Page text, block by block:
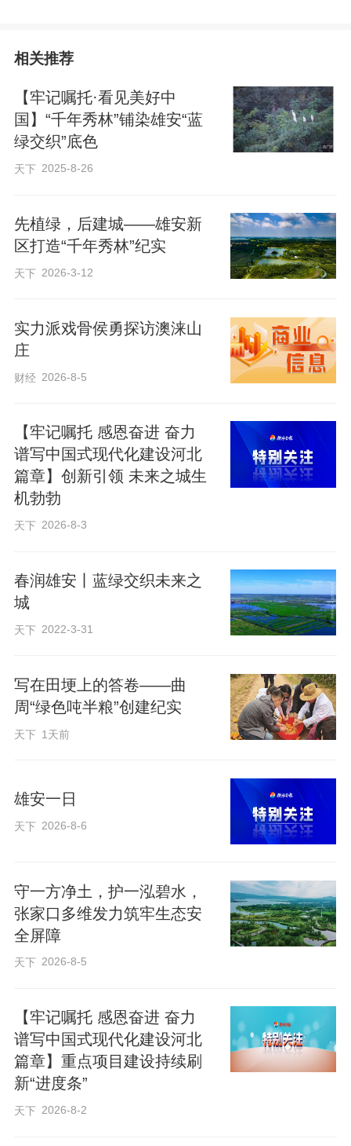
化面积累计达到74.3万亩，森林覆盖率从
新华社记者 朱旭东 摄影报道
↑ 5月19日拍摄的雄安新区“千年秀林”（无
人机照片）。
↑ 5月19日拍摄的雄安新区“千年秀林”（无
相关推荐
【牢记嘱托·看见美好中
国】“千年秀林”铺染雄安“蓝
绿交织”底色
天下 2025-8-26
先植绿，后建城——雄安新
区打造“千年秀林”纪实
天下 2026-3-12
实力派戏骨侯勇探访澳涞山
庄
财经 2026-8-5
【牢记嘱托 感恩奋进 奋力
谱写中国式现代化建设河北
篇章】创新引领 未来之城生
机勃勃
天下 2026-8-3
春润雄安丨蓝绿交织未来之
城
天下 2022-3-31
写在田埂上的答卷——曲
周“绿色吨半粮”创建纪实
天下 1天前
雄安一日
天下 2026-8-6
守一方净土，护一泓碧水，
张家口多维发力筑牢生态安
全屏障
天下 2026-8-5
【牢记嘱托 感恩奋进 奋力
谱写中国式现代化建设河北
篇章】重点项目建设持续刷
新“进度条”
天下 2026-8-2